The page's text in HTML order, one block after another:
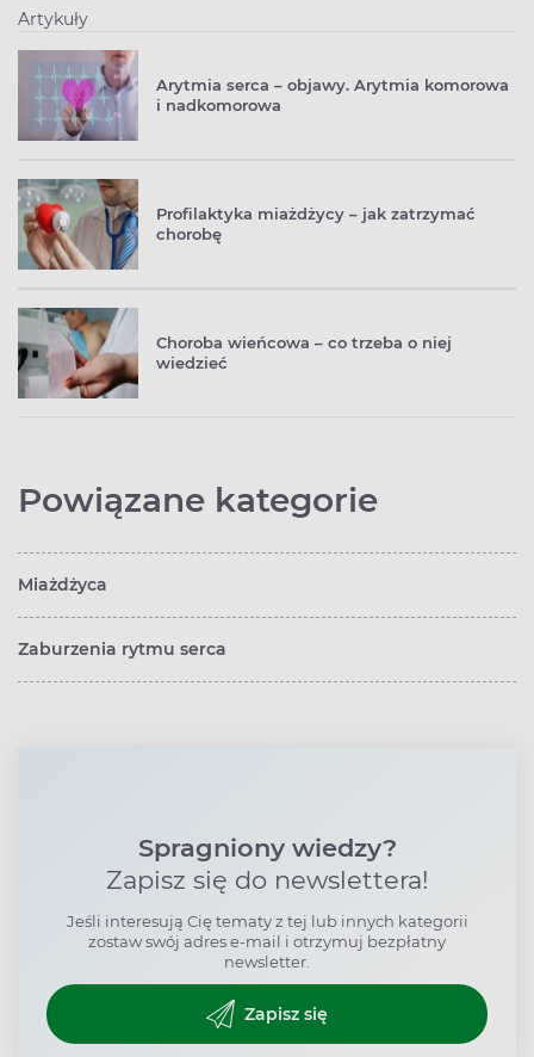
Artykuły
Arytmia serca – objawy. Arytmia komorowa
i nadkomorowa
Profilaktyka miażdżycy – jak zatrzymać
chorobę
Choroba wieńcowa – co trzeba o niej
wiedzieć
Powiązane kategorie
Miażdżyca
Zaburzenia rytmu serca
Spragniony wiedzy?
Zapisz się do newslettera!
Jeśli interesują Cię tematy z tej lub innych kategorii
zostaw swój adres e-mail i otrzymuj bezpłatny
newsletter.
Zapisz się